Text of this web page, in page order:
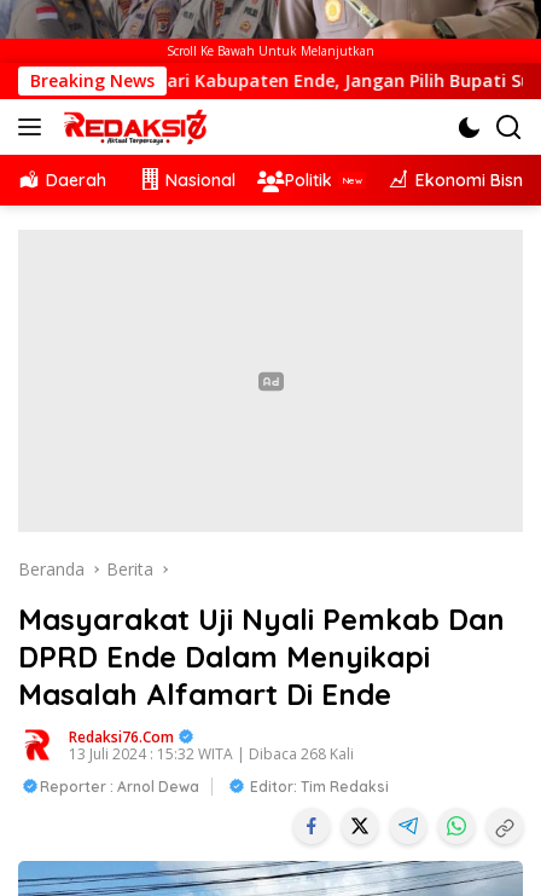
Scroll Ke Bawah Untuk Melanjutkan
Breaking News
Dari Kabupaten Ende, Jangan Pilih Bupati Suka ‘Wora-
Daerah Nasional Politik Ekonomi Bisnis
Beranda Berita
Masyarakat Uji Nyali Pemkab Dan
DPRD Ende Dalam Menyikapi
Masalah Alfamart Di Ende
Redaksi76.com
13 Juli 2024 : 15:32 WITA | Dibaca 268 Kali
Reporter : Arnol Dewa Editor: Tim Redaksi